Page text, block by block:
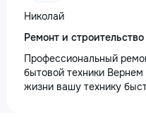
Николай
Ремонт и строительство
Профессиональный
бытовой техники Вернем
жизни вашу технику